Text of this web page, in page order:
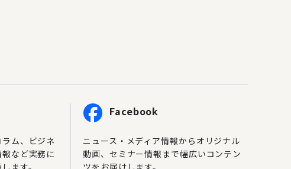
ム、ビジネ
など実務に
Facebook
ニュース・メディア情報からオリジナル
動画、セミナー情報まで幅広いコンテン